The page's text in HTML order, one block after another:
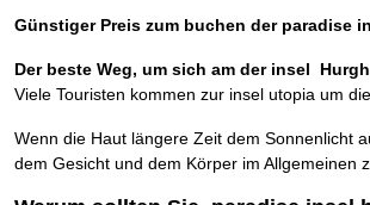
Günstiger Preis zum buchen der paradise
Der beste Weg, um sich am der insel
Viele Touristen kommen zur insel utopia um
Wenn die Haut längere Zeit dem Sonnenlicht
dem Gesicht und dem Körper im Allgemeinen